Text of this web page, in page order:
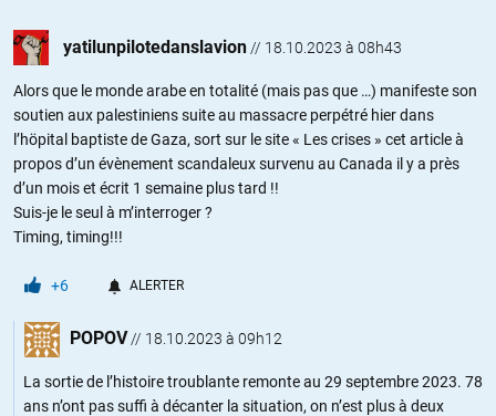
yatilunpilotedanslavion // 18.10.2023 à 08h43
Alors que le monde arabe en totalité (mais pas que …) manifeste son
soutien aux palestiniens suite au massacre perpétré hier dans
l’höpital baptiste de Gaza, sort sur le site « Les crises » cet article à
propos d’un évènement scandaleux survenu au Canada il y a près
d’un mois et écrit 1 semaine plus tard !!
Suis-je le seul à m’interroger ?
Timing, timing!!!
+6 ALERTER
POPOV // 18.10.2023 à 09h12
La sortie de l’histoire troublante remonte au 29 septembre 2023. 78
ans n’ont pas suffi à décanter la situation, on n’est plus à deux